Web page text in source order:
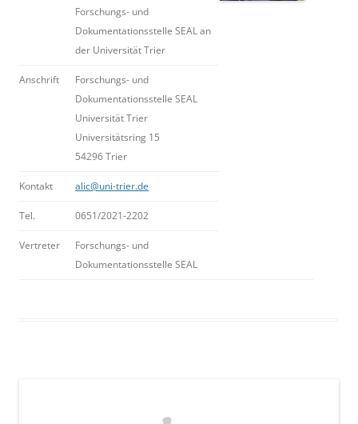
Forschungs- und
Dokumentationsstelle SEAL an
der Universität Trier
Anschrift
Forschungs- und
Dokumentationsstelle SEAL
Universität Trier
Universitätsring 15
54296 Trier
Kontakt alic@uni-trier.de
Tel. 0651/2021-2202
Vertreter
Forschungs- und
Dokumentationsstelle SEAL